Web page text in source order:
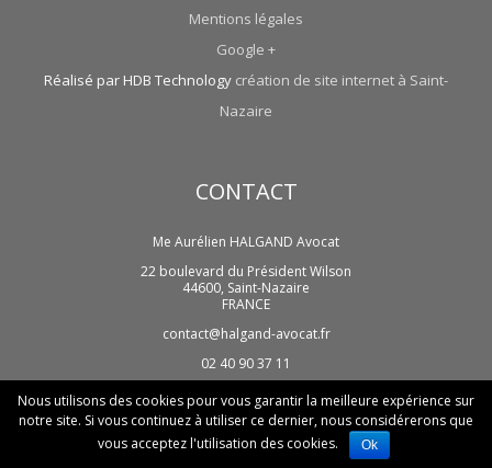
Mentions légales
Google +
Réalisé par HDB Technology création de site internet à Saint-
Nazaire
CONTACT
Me Aurélien HALGAND Avocat
22 boulevard du Président Wilson
44600, Saint-Nazaire
FRANCE
contact@halgand-avocat.fr
02 40 90 37 11
Nous utilisons des cookies pour vous garantir la meilleure expérience sur
notre site. Si vous continuez à utiliser ce dernier, nous considérerons que
vous acceptez l'utilisation des cookies.
Ok